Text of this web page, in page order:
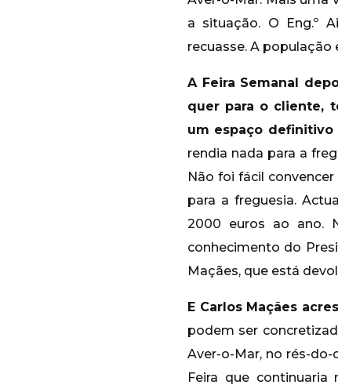
a situação. O Eng.º
recuasse. A
A Feira Semanal
quer para o cliente,
um espaço definitivo
rendia nada para a
Não foi fácil
para a freguesia.
2000 euros ao ano.
conhecimento do
Maçães, que está
E Carlos Maçães
podem ser
Aver-o-Mar, no rés-
Feira que